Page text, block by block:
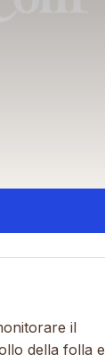
il
della folla e